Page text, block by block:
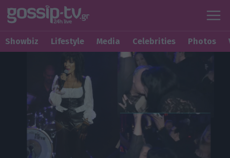
Showbiz Lifestyle Media Celebrities Photos